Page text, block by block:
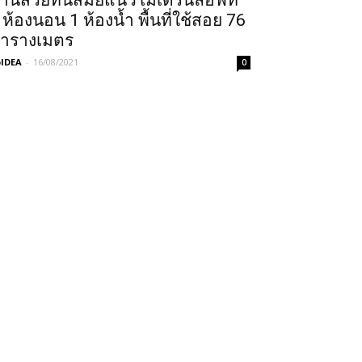
ห้องนอน 1 ห้องน้ำ พื้นที่ใช้สอย 76
รางเมตร
- 16/08/2021 0